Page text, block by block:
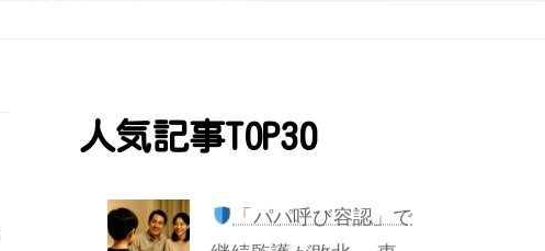
人気記事TOP30
「パパ呼び容認」で